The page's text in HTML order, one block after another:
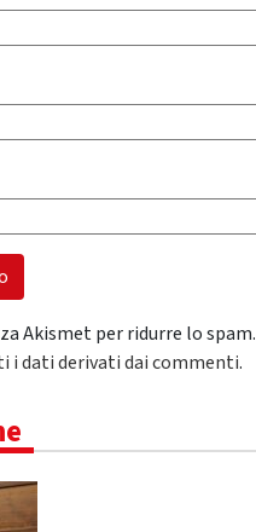
Akismet per ridurre lo spam.
i dati derivati dai commenti.